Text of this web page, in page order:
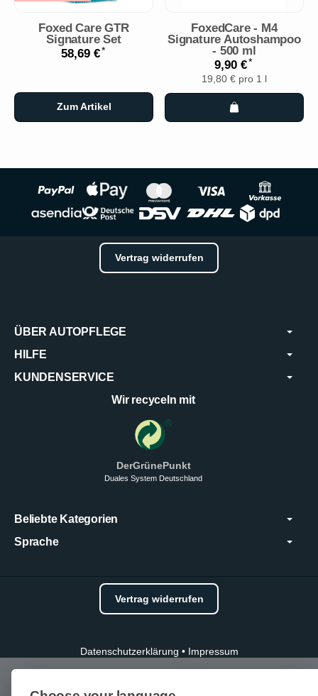
Foxed Care GTR
Signature Set
58,69 €*
Zum Artikel
FoxedCare - M4
Signature Autoshampoo
- 500 ml
9,90 €*
19,80 € pro 1 l
Vertrag widerrufen
ÜBER AUTOPFLEGE
HILFE
KUNDENSERVICE
Wir recyceln mit
DerGrünePunkt
Duales System Deutschland
Beliebte Kategorien
Sprache
Vertrag widerrufen
Datenschutzerklärung • Impressum